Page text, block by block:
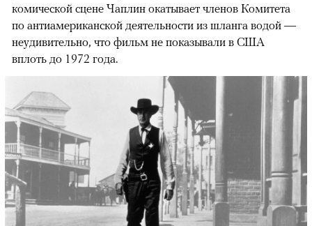
комической сцене Чаплин окатывает членов Комитета
по антиамериканской деятельности из шланга водой —
неудивительно, что фильм не показывали в США
вплоть до 1972 года.